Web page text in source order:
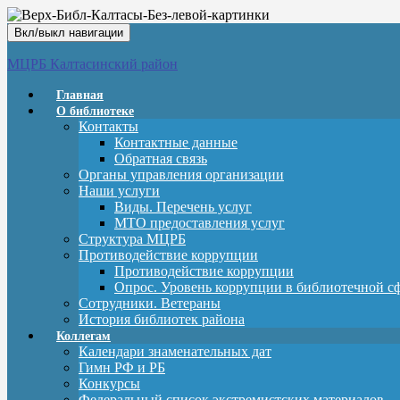
Вкл/выкл навигации
МЦРБ Калтасинский район
Главная
О библиотеке
Контакты
Контактные данные
Обратная связь
Органы управления организации
Наши услуги
Виды. Перечень услуг
МТО предоставления услуг
Структура МЦРБ
Противодействие коррупции
Противодействие коррупции
Опрос. Уровень коррупции в библиотечной
Сотрудники. Ветераны
История библиотек района
Коллегам
Календари знаменательных дат
Гимн РФ и РБ
Конкурсы